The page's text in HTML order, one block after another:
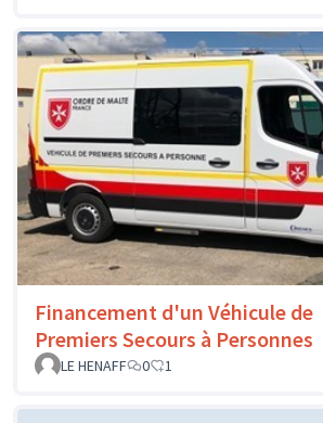
Financement d'un Véhicule de
Premiers Secours à Personnes
LE HENAFF
0 1